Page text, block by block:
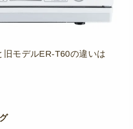
旧モデルER-T60の違いは